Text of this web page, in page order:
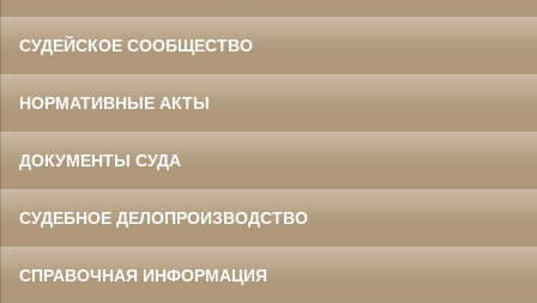
СУДЕЙСКОЕ СООБЩЕСТВО
НОРМАТИВНЫЕ АКТЫ
ДОКУМЕНТЫ СУДА
СУДЕБНОЕ ДЕЛОПРОИЗВОДСТВО
СПРАВОЧНАЯ ИНФОРМАЦИЯ